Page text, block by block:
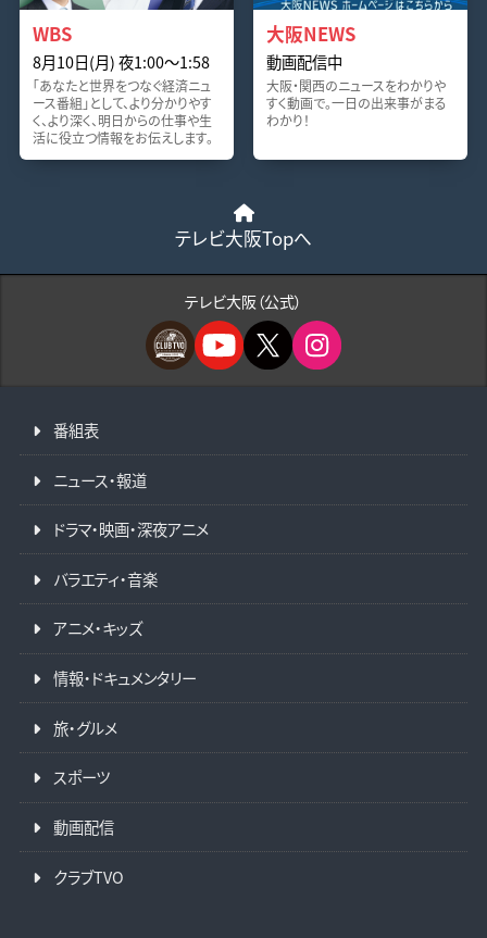
WBS
8月10日(月) 夜1:00〜1:58
「あなたと世界をつなぐ経済ニュ
ース番組」として、より分かりやす
く、より深く、明日からの仕事や生
活に役立つ情報をお伝えします。
大阪NEWS
動画配信中
大阪・関西のニュースをわかりや
すく動画で。一日の出来事がまる
わかり！
テレビ大阪Topへ
テレビ大阪（公式）
番組表
ニュース・報道
ドラマ・映画・深夜アニメ
バラエティ・音楽
アニメ・キッズ
情報・ドキュメンタリー
旅・グルメ
スポーツ
動画配信
クラブTVO